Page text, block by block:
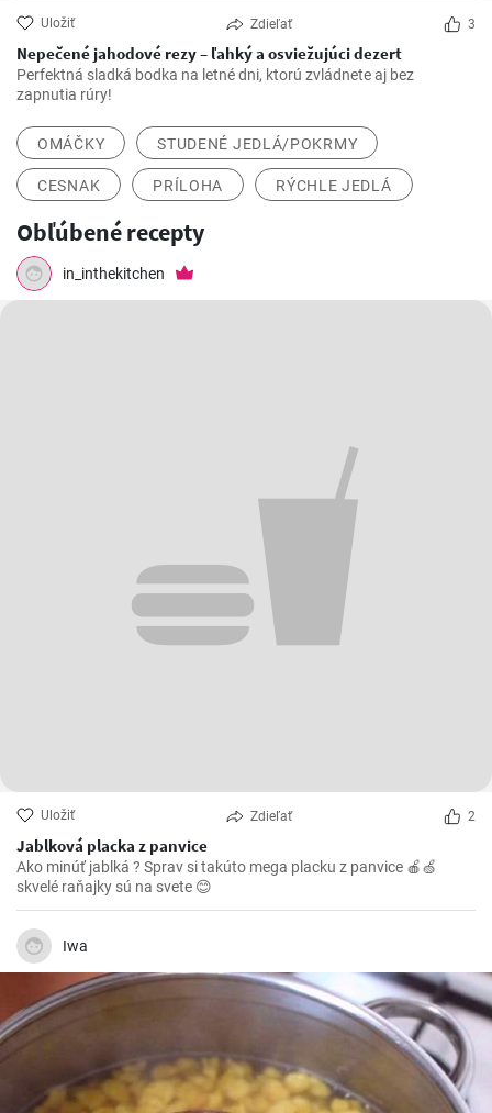
Uložiť Zdieľať 3
Nepečené jahodové rezy – ľahký a osviežujúci dezert
Perfektná sladká bodka na letné dni, ktorú zvládnete aj bez
zapnutia rúry!
OMÁČKY STUDENÉ JEDLÁ/POKRMY
CESNAK PRÍLOHA RÝCHLE JEDLÁ
Obľúbené recepty
in_inthekitchen
Uložiť Zdieľať 2
Jablková placka z panvice
Ako minúť jablká ? Sprav si takúto mega placku z panvice 🍎🍏
skvelé raňajky sú na svete 😊
Iwa